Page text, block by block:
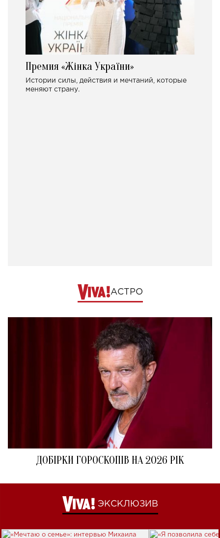
Премия «Жінка України»
Истории силы, действия и мечтаний, которые
меняют страну.
АСТРО
ДОБІРКИ ГОРОСКОПІВ НА 2026 РІК
ЭКСКЛЮЗИВ